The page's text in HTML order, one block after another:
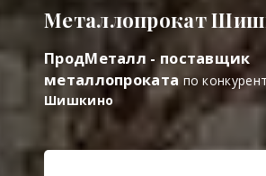
Металлопрокат
ПродМеталл - поставщик
металлопроката по
Шишкино